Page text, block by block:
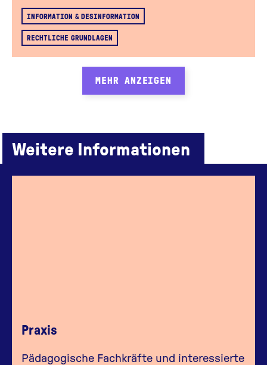
INFORMATION & DESINFORMATION
RECHTLICHE GRUNDLAGEN
MEHR ANZEIGEN
Weitere Informationen
Praxis
Pädagogische Fachkräfte und interessierte